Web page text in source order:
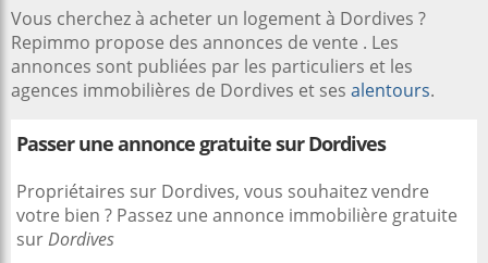
Vous cherchez à acheter un logement à Dordives ?
Repimmo propose des annonces de vente . Les
annonces sont publiées par les particuliers et les
agences immobilières de Dordives et ses alentours.
Passer une annonce gratuite sur Dordives
Propriétaires sur Dordives, vous souhaitez vendre
votre bien ? Passez une annonce immobilière gratuite
surDordives